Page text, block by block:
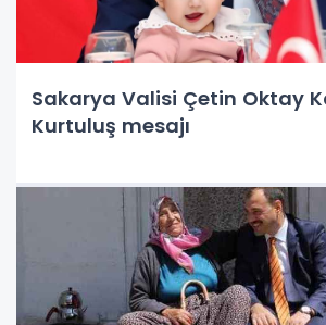
Sakarya Valisi Çetin Oktay
Kurtuluş mesajı